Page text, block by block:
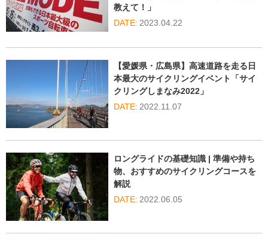
教えて！」
2023.04.22
【愛媛県・広島県】高速道路を走る日
本最大のサイクリングイベント「サイ
クリングしまなみ2022」
2022.11.07
ロングライドの基礎知識 | 準備や持ち
物、おすすめのサイクリングコースを
解説
2022.06.05